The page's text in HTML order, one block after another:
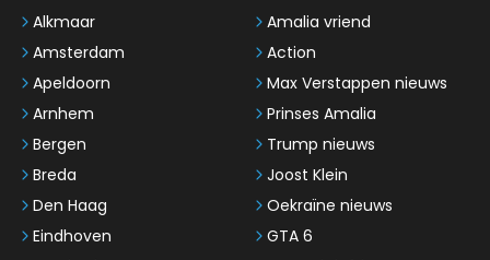
Alkmaar
Amsterdam
Apeldoorn
Arnhem
Bergen
Breda
Den Haag
Eindhoven
Amalia vriend
Action
Max Verstappen nieuws
Prinses Amalia
Trump nieuws
Joost Klein
Oekraïne nieuws
GTA 6